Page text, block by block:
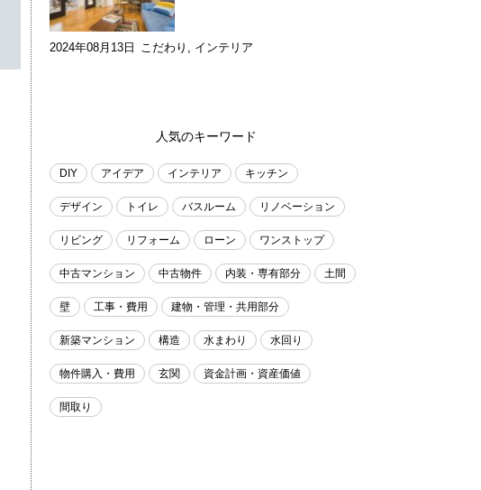
2024年08月13日 こだわり , インテリア
人気のキーワード
DIY アイデア インテリア キッチン
デザイン トイレ バスルーム リノベーション
リビング リフォーム ローン ワンストップ
中古マンション 中古物件 内装・専有部分 土間
壁 工事・費用 建物・管理・共用部分
新築マンション 構造 水まわり 水回り
物件購入・費用 玄関 資金計画・資産価値
間取り